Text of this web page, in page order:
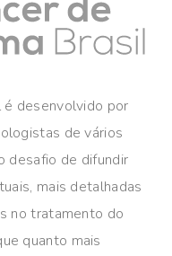
é desenvolvido por
de vários
desafio de difundir
mais detalhadas
no tratamento do
quanto mais